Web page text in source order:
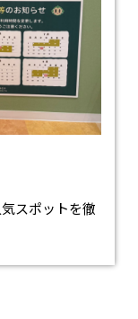
スポットを徹